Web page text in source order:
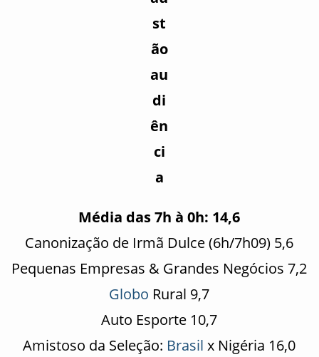
Média das 7h à 0h: 14,6
Canonização de Irmã Dulce (6h/7h09) 5,6
Pequenas Empresas & Grandes Negócios 7,2
Globo Rural 9,7
Auto Esporte 10,7
Amistoso da Seleção: Brasil x Nigéria 16,0